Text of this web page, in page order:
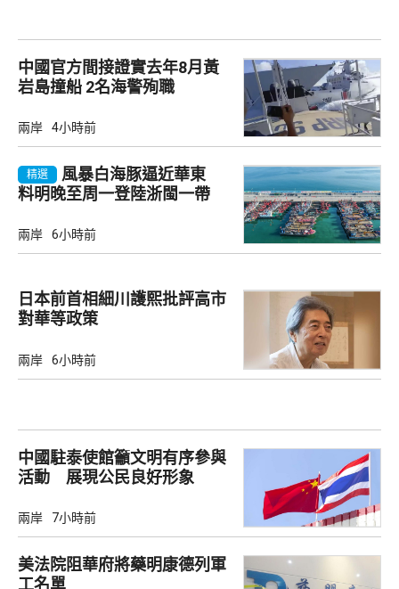
中國官方間接證實去年8月黃
岩島撞船 2名海警殉職
兩岸 4小時前
精選
風暴白海豚逼近華東
料明晚至周一登陸浙閩一帶
兩岸 6小時前
日本前首相細川護熙批評高市
對華等政策
兩岸 6小時前
中國駐泰使館籲文明有序參與
活動 展現公民良好形象
兩岸 7小時前
美法院阻華府將藥明康德列軍
工名單